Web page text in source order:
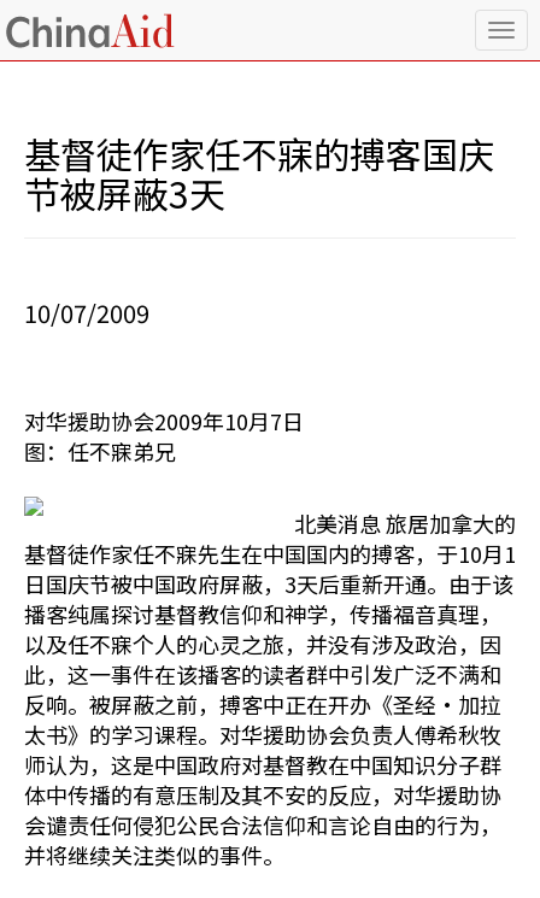
T
o
基督徒作家任不寐的搏客国庆
节被屏蔽3天
10/07/2009
对华援助协会2009年10月7日
图：任不寐弟兄
北美消息 旅居加拿大的
基督徒作家任不寐先生在中国国内的搏客，于10月1
日国庆节被中国政府屏蔽，3天后重新开通。由于该
播客纯属探讨基督教信仰和神学，传播福音真理，
以及任不寐个人的心灵之旅，并没有涉及政治，因
此，这一事件在该播客的读者群中引发广泛不满和
反响。被屏蔽之前，搏客中正在开办《圣经·加拉
太书》的学习课程。对华援助协会负责人傅希秋牧
师认为，这是中国政府对基督教在中国知识分子群
体中传播的有意压制及其不安的反应，对华援助协
会谴责任何侵犯公民合法信仰和言论自由的行为，
并将继续关注类似的事件。